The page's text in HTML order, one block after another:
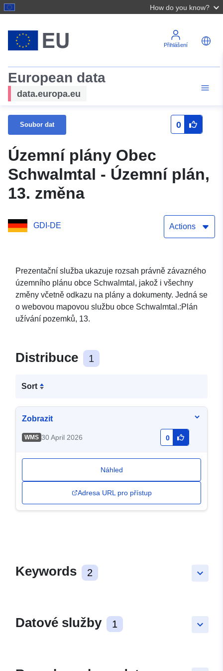
How do you know?
Přihlášení
European data
data.europa.eu
Soubor dat 0
Územní plány Obec
Schwalmtal - Územní plán,
13. změna
GDI-DE Actions
Prezentační služba ukazuje rozsah právně závazného
územního plánu obce Schwalmtal, jakož i všechny
změny včetně odkazu na plány a dokumenty. Jedná se
o webovou mapovou službu obce Schwalmtal.:Plán
užívání pozemků, 13.
Distribuce 1
Sort
Zobrazit
WMS 30 April 2026 0
Náhled
Adresa URL pro přístup
keyboard_arrow_down
Keywords 2
keyboard_arrow_down
Datové služby 1